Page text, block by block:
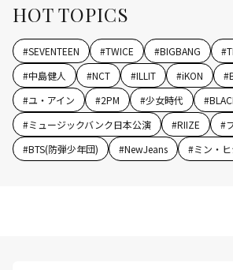
HOT TOPICS
#SEVENTEEN #TWICE #BIGBANG #
#中島健人 #NCT #ILLIT #iKON #
#ユ・アイン #2PM #少女時代 #
#ミュージックバンク日本公演 #RIIZE #
#BTS(防弾少年団) #NewJeans #ミン・